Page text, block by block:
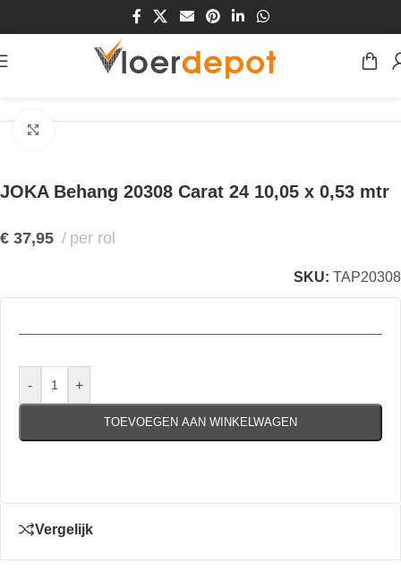
JOKA Behang 20308 Carat 24 10,05 x 0,53 mtr
€ 37,95 per rol
SKU: TAP20308
- +
TOEVOEGEN AAN WINKELWAGEN
Vergelijk